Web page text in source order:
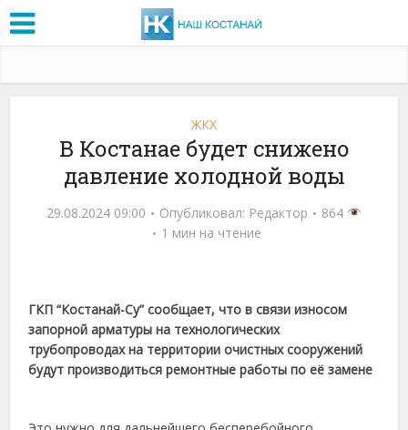
ЖКХ
В Костанае будет снижено
давление холодной воды
29.08.2024 09:00 Опубликовал: Редактор
864
1 мин на чтение
ГКП “Костанай-Су” сообщает, что в связи износом
запорной арматуры на технологических
трубопроводах на территории очистных сооружений
будут производиться ремонтные работы по её замене